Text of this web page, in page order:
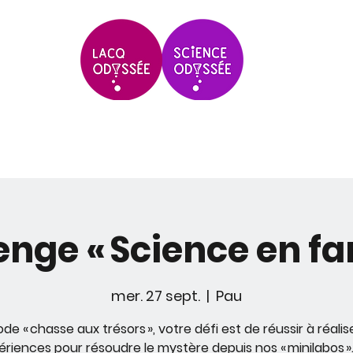
« Science en
mer. 27 sept.
  |
Pau
« chasse aux trésors », votre défi est de réussir à
pour résoudre le mystère depuis nos « minilabos